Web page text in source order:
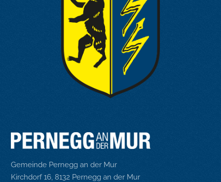
Gemeinde Pernegg an der Mur
Kirchdorf 16, 8132 Pernegg an der Mur